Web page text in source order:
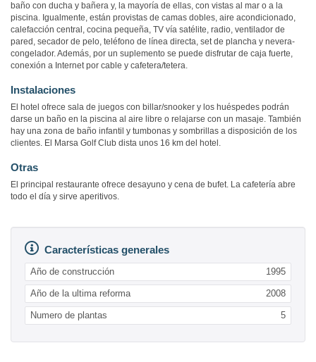
baño con ducha y bañera y, la mayoría de ellas, con vistas al mar o a la
piscina. Igualmente, están provistas de camas dobles, aire acondicionado,
calefacción central, cocina pequeña, TV vía satélite, radio, ventilador de
pared, secador de pelo, teléfono de línea directa, set de plancha y nevera-
congelador. Además, por un suplemento se puede disfrutar de caja fuerte,
conexión a Internet por cable y cafetera/tetera.
Instalaciones
El hotel ofrece sala de juegos con billar/snooker y los huéspedes podrán
darse un baño en la piscina al aire libre o relajarse con un masaje. También
hay una zona de baño infantil y tumbonas y sombrillas a disposición de los
clientes. El Marsa Golf Club dista unos 16 km del hotel.
Otras
El principal restaurante ofrece desayuno y cena de bufet. La cafetería abre
todo el día y sirve aperitivos.
Características generales
Año de construcción 1995
Año de la ultima reforma 2008
Numero de plantas 5